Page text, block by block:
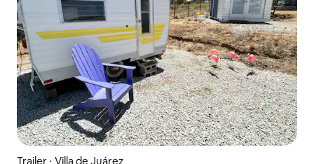
Trailer ⋅ Villa de Juárez